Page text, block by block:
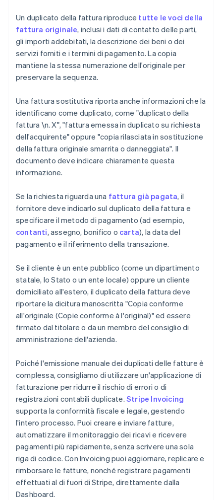
Un duplicato della fattura riproduce tutte le voci della
fattura originale, inclusi i dati di contatto delle parti,
gli importi addebitati, la descrizione dei beni o dei
servizi forniti e i termini di pagamento. La copia
mantiene la stessa numerazione dell'originale per
preservare la sequenza.
Una fattura sostitutiva riporta anche informazioni che la
identificano come duplicato, come "duplicato della
fattura \n. X", "fattura emessa in duplicato su richiesta
dell'acquirente" oppure "copia rilasciata in sostituzione
della fattura originale smarrita o danneggiata". Il
documento deve indicare chiaramente questa
informazione.
Se la richiesta riguarda una fattura già pagata, il
fornitore deve indicarlo sul duplicato della fattura e
specificare il metodo di pagamento (ad esempio,
contanti, assegno, bonifico o carta), la data del
pagamento e il riferimento della transazione.
Se il cliente è un ente pubblico (come un dipartimento
statale, lo Stato o un ente locale) oppure un cliente
domiciliato all'estero, il duplicato della fattura deve
riportare la dicitura manoscritta "Copia conforme
all'originale (Copie conforme à l'original)" ed essere
firmato dal titolare o da un membro del consiglio di
amministrazione dell'azienda.
Poiché l'emissione manuale dei duplicati delle fatture è
complessa, consigliamo di utilizzare un'applicazione di
fatturazione per ridurre il rischio di errori o di
registrazioni contabili duplicate. Stripe Invoicing
supporta la conformità fiscale e legale, gestendo
l'intero processo. Puoi creare e inviare fatture,
automatizzare il monitoraggio dei ricavi e ricevere
pagamenti più rapidamente, senza scrivere una sola
riga di codice. Con Invoicing puoi aggiornare, replicare e
rimborsare le fatture, nonché registrare pagamenti
effettuati al di fuori di Stripe, direttamente dalla
Dashboard.